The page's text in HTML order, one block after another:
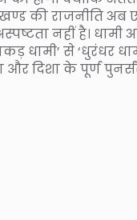
की राजनीति
नहीं है।
धामी’ से ‘धुरंधर
और दिशा के पूर्ण